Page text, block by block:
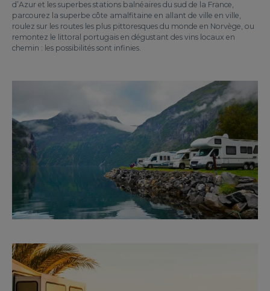
d’Azur et les superbes stations balnéaires du sud de la France,
parcourez la superbe côte amalfitaine en allant de ville en ville,
roulez sur les routes les plus pittoresques du monde en Norvège, ou
remontez le littoral portugais en dégustant des vins locaux en
chemin : les possibilités sont infinies.